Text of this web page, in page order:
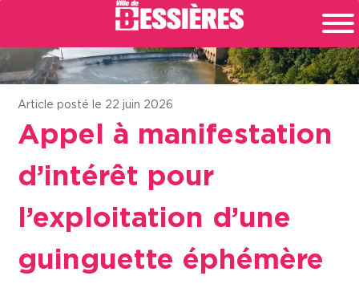
Article posté le 22 juin 2026
Appel à manifestation
d’intérêt pour
l’exploitation d’une
guinguette éphémère